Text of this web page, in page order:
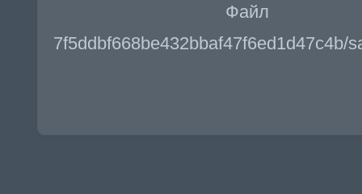
Файл
7f5ddbf668be432bbaf47f6ed1d47c4b/